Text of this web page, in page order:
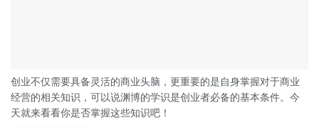
创业不仅需要具备灵活的商业头脑，更重要的是自身掌握对于商业
经营的相关知识，可以说渊博的学识是创业者必备的基本条件。今
天就来看看你是否掌握这些知识吧！